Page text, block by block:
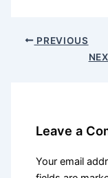
PREVIOUS
Leave a
Your email